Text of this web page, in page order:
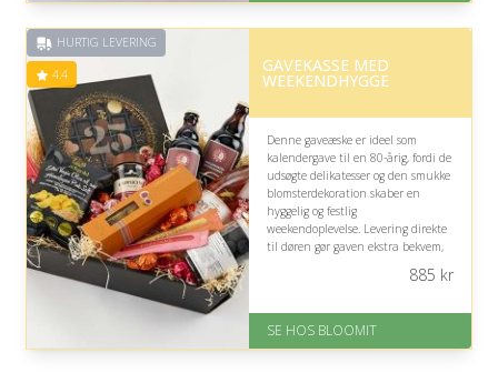
Fremragende Trustpilot rating
HURTIG LEVERING
4.4 GAVEKASSE MED
WEEKENDHYGGE
Denne gaveæske er ideel som
kalendergave til en 80-årig, fordi de
udsøgte delikatesser og den smukke
blomsterdekoration skaber en
hyggelig og festlig
weekendoplevelse. Levering direkte
til døren gør gaven ekstra bekvem,
På lager
Levering: samme dag eller efter
885 kr
SE HOS BLOOMIT